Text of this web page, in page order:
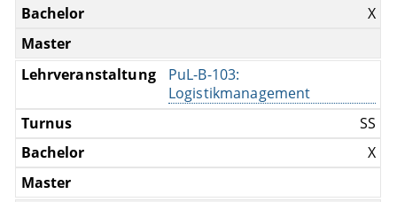
X
PuL-B-103:
Logistikmanagement
SS
X